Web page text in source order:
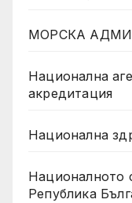
МОРСКА
Национална
акредитация
Национална
Националното
Република